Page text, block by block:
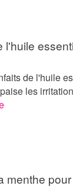
l'huile
de l'huile
les
menthe